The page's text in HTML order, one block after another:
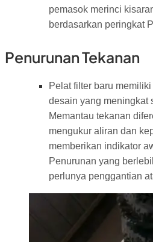
pemasok merinci
berdasarkan peringkat
Penurunan Tekanan
Pelat filter baru
desain yang meningkat
Memantau tekanan
mengukur aliran dan
memberikan indikator
Penurunan yang
perlunya penggantian